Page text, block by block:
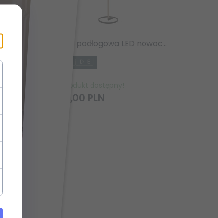
Lampa podłogowa LED nowoczesna minimalistyczna uniwersalna listwa podłużna brązowa aluminiowa ściemnialna BRAGA 23772/18/96 LUCIDE
2156,00 PLN